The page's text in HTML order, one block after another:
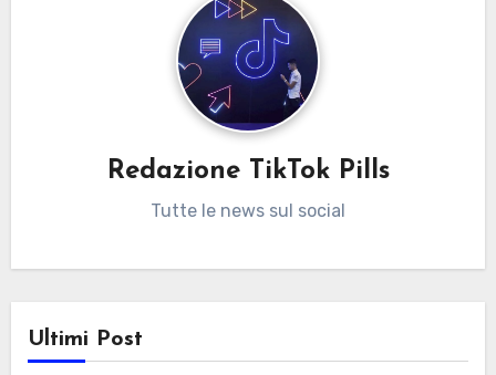
Redazione TikTok Pills
Tutte le news sul social
Ultimi Post